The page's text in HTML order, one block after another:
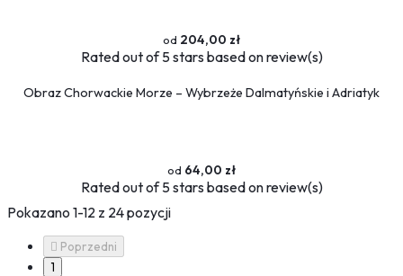
204,00 zł
Ratedout of 5 stars based onreview(s)
Obraz Chorwackie Morze – Wybrzeże Dalmatyńskie i Adriatyk
64,00 zł
Ratedout of 5 stars based onreview(s)
Pokazano 1-12 z 24 pozycji
 Poprzedni
1